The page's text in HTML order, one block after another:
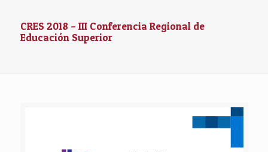
CRES 2018 – III Conferencia Regional de
Educación Superior